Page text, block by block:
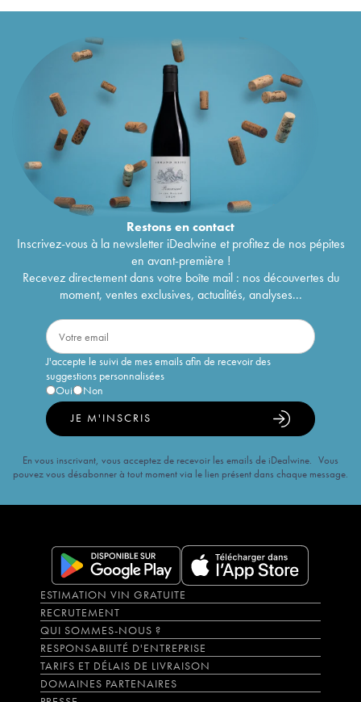
Restons encontact
Inscrivez-vous à la newsletter iDealwine et profitez de nos pépites
en avant-première !
Recevez directement dans votre boîte mail : nos découvertes du
moment, ventes exclusives, actualités, analyses...
J'accepte le suivi de mes emails afin de recevoir des
suggestions personnalisées
Oui
Non
JE M'INSCRIS
En vous inscrivant, vous acceptez de recevoir les emails de iDealwine. Vous
pouvez vous désabonner à tout moment via le lien présent dans chaque message.
ESTIMATION VIN GRATUITE
RECRUTEMENT
QUI SOMMES-NOUS ?
RESPONSABILITÉ D'ENTREPRISE
TARIFS ET DÉLAIS DE LIVRAISON
DOMAINES PARTENAIRES